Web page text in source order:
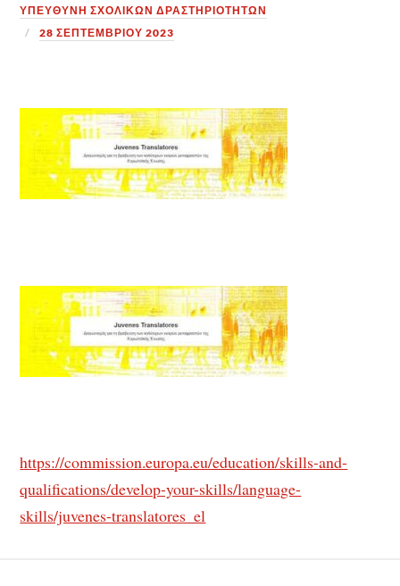
ΥΠΕΎΘΥΝΗ ΣΧΟΛΙΚΏΝ ΔΡΑΣΤΗΡΙΟΤΉΤΩΝ
28 ΣΕΠΤΕΜΒΡΊΟΥ 2023
https://commission.europa.eu/education/skills-and-
qualifications/develop-your-skills/language-
skills/juvenes-translatores_el